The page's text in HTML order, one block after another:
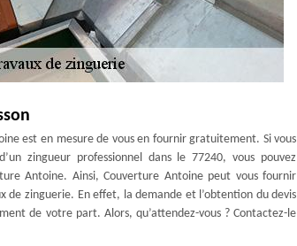
est en mesure de vous en fournir gratuitement. Si vous
zingueur professionnel dans le 77240, vous pouvez
Antoine. Ainsi, Couverture Antoine peut vous fournir
de zinguerie. En effet, la demande et l’obtention du devis
de votre part. Alors, qu’attendez-vous ? Contactez-le